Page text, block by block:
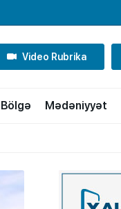
Video Rubrika
Bölgə Mədəniyyət